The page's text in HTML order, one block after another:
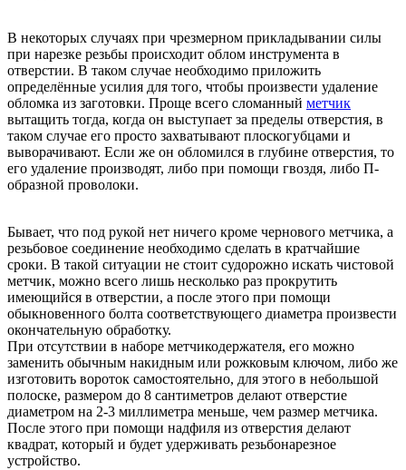
В некоторых случаях при чрезмерном прикладывании силы
при нарезке резьбы происходит облом инструмента в
отверстии. В таком случае необходимо приложить
определённые усилия для того, чтобы произвести удаление
обломка из заготовки. Проще всего сломанный метчик
вытащить тогда, когда он выступает за пределы отверстия, в
таком случае его просто захватывают плоскогубцами и
выворачивают. Если же он обломился в глубине отверстия, то
его удаление производят, либо при помощи гвоздя, либо П-
образной проволоки.
Бывает, что под рукой нет ничего кроме чернового метчика, а
резьбовое соединение необходимо сделать в кратчайшие
сроки. В такой ситуации не стоит судорожно искать чистовой
метчик, можно всего лишь несколько раз прокрутить
имеющийся в отверстии, а после этого при помощи
обыкновенного болта соответствующего диаметра произвести
окончательную обработку.
При отсутствии в наборе метчикодержателя, его можно
заменить обычным накидным или рожковым ключом, либо же
изготовить вороток самостоятельно, для этого в небольшой
полоске, размером до 8 сантиметров делают отверстие
диаметром на 2-3 миллиметра меньше, чем размер метчика.
После этого при помощи надфиля из отверстия делают
квадрат, который и будет удерживать резьбонарезное
устройство.